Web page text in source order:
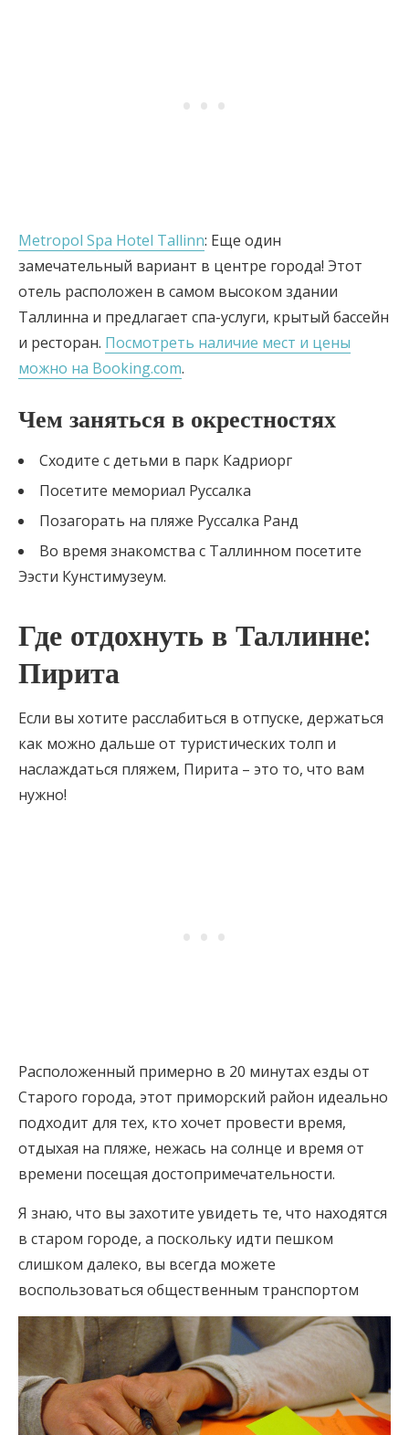
Metropol Spa Hotel Tallinn: Еще один
замечательный вариант в центре города! Этот
отель расположен в самом высоком здании
Таллинна и предлагает спа-услуги, крытый бассейн
и ресторан. Посмотреть наличие мест и цены
можно на Booking.com.
Чем заняться в окрестностях
Сходите с детьми в парк Кадриорг
Посетите мемориал Руссалка
Позагорать на пляже Руссалка Ранд
Во время знакомства с Таллинном посетите
Ээсти Кунстимузеум.
Где отдохнуть в Таллинне:
Пирита
Если вы хотите расслабиться в отпуске, держаться
как можно дальше от туристических толп и
наслаждаться пляжем, Пирита – это то, что вам
нужно!
Расположенный примерно в 20 минутах езды от
Старого города, этот приморский район идеально
подходит для тех, кто хочет провести время,
отдыхая на пляже, нежась на солнце и время от
времени посещая достопримечательности.
Я знаю, что вы захотите увидеть те, что находятся
в старом городе, а поскольку идти пешком
слишком далеко, вы всегда можете
воспользоваться общественным транспортом